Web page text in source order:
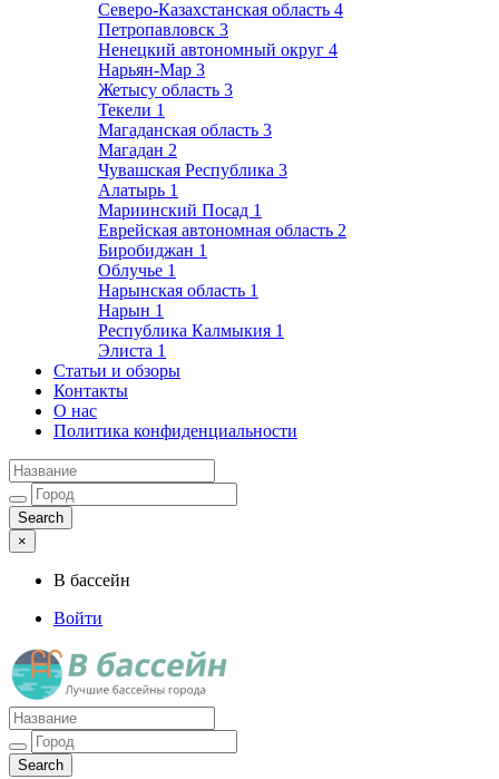
Северо-Казахстанская область 4
Петропавловск 3
Ненецкий автономный округ 4
Нарьян-Мар 3
Жетысу область 3
Текели 1
Магаданская область 3
Магадан 2
Чувашская Республика 3
Алатырь 1
Мариинский Посад 1
Еврейская автономная область 2
Биробиджан 1
Облучье 1
Нарынская область 1
Нарын 1
Республика Калмыкия 1
Элиста 1
Статьи и обзоры
Контакты
О нас
Политика конфиденциальности
×
В бассейн
Войти
Лучшие бассейны города